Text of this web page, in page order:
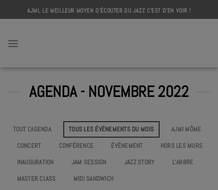
to
AJMI, LE MEILLEUR MOYEN D'ÉCOUTER DU JAZZ C'EST D'EN VOIR !
AGENDA - NOVEMBRE 2022
TOUT L'AGENDA TOUS LES ÉVÉNEMENTS DU MOIS
AJMI MÔME
CONCERT
CONFÉRENCE ÉVÉNEMENT
HORS LES MURS
INAUGURATION
JAM SESSION JAZZ STORY
L’ARBRE
MASTER CLASS
MIDI SANDWICH